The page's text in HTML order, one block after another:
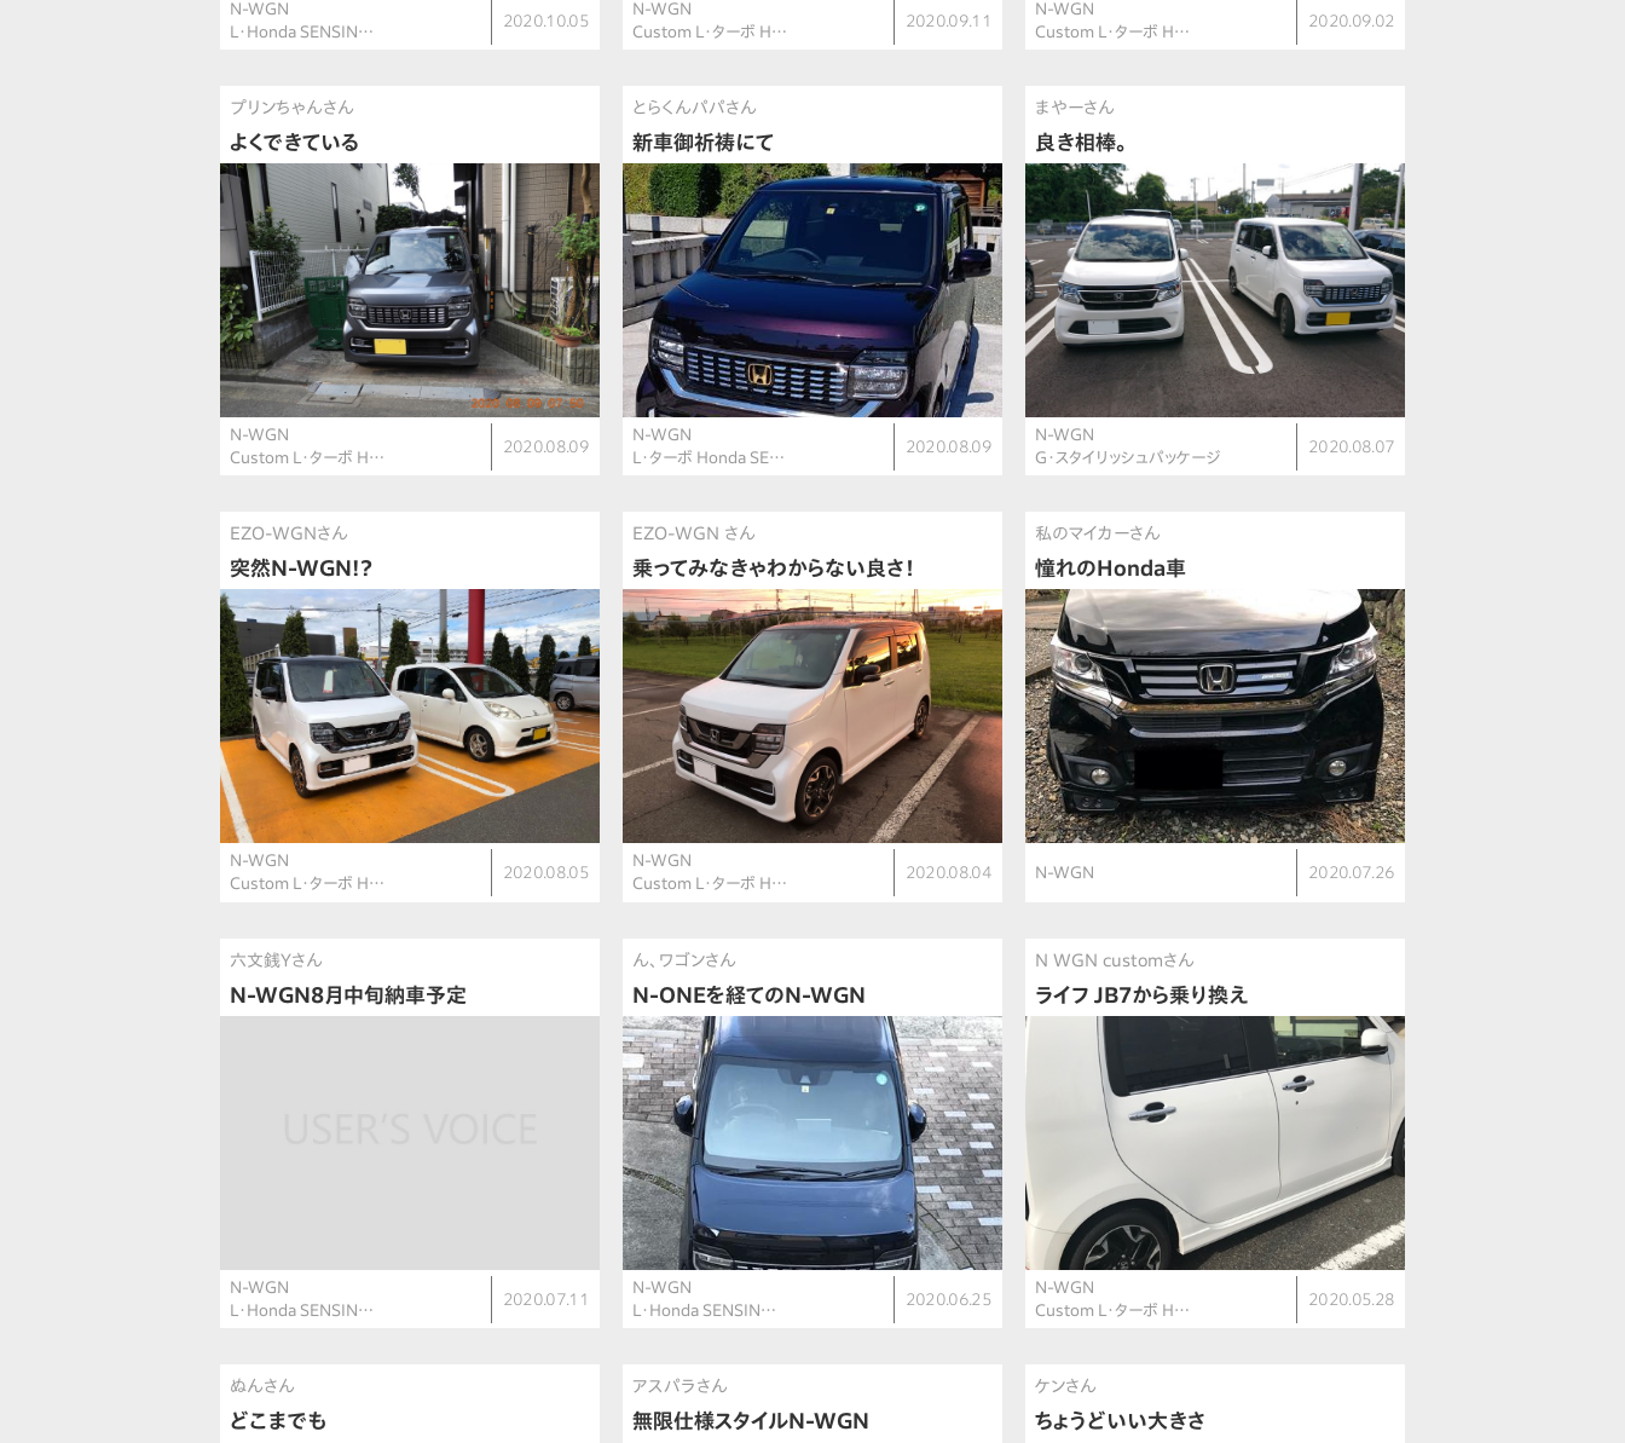
N-WGN
L・Honda SENSIN…
2020.10.05
N-WGN
Custom L・ターボ H…
2020.09.11
N-WGN
Custom L・ターボ H…
2020.09.02
プリンちゃんさん
よくできている
N-WGN
Custom L・ターボ H…
2020.08.09
とらくんパパさん
新車御祈祷にて
N-WGN
L・ターボ Honda SE…
2020.08.09
まやーさん
良き相棒。
N-WGN
G・スタイリッシュパッケージ
2020.08.07
EZO-WGNさん
突然N-WGN!?
N-WGN
Custom L・ターボ H…
2020.08.05
EZO-WGN さん
乗ってみなきゃわからない良さ！
N-WGN
Custom L・ターボ H…
2020.08.04
私のマイカーさん
憧れのHonda車
N-WGN 2020.07.26
六文銭Yさん
N-WGN8月中旬納車予定
N-WGN
L・Honda SENSIN…
2020.07.11
ん、ワゴンさん
N-ONEを経てのN-WGN
N-WGN
L・Honda SENSIN…
2020.06.25
N WGN customさん
ライフ JB7から乗り換え
N-WGN
Custom L・ターボ H…
2020.05.28
ぬんさん
どこまでも
アスパラさん
無限仕様スタイルN-WGN
ケンさん
ちょうどいい大きさ